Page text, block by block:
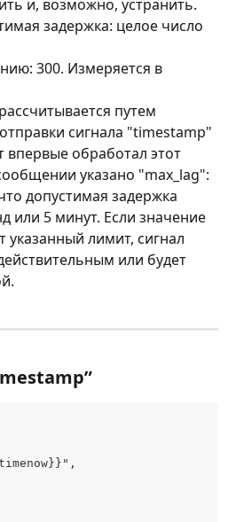
и, возможно, устранить.
задержка: целое число
300. Измеряется в
путем
сигнала "timestamp"
впервые обработал этот
указано "max_lag":
допустимая задержка
или 5 минут. Если значение
лимит, сигнал
или будет